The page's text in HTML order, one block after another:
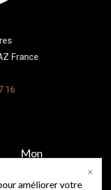
améliorer votre
France
16
Mon